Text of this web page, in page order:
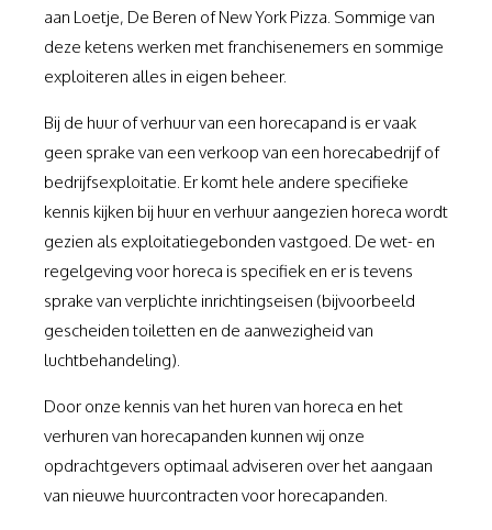
aan Loetje, De Beren of New York Pizza. Sommige van
deze ketens werken met franchisenemers en sommige
exploiteren alles in eigen beheer.
Bij de huur of verhuur van een horecapand is er vaak
geen sprake van een verkoop van een horecabedrijf of
bedrijfsexploitatie. Er komt hele andere specifieke
kennis kijken bij huur en verhuur aangezien horeca wordt
gezien als exploitatiegebonden vastgoed. De wet- en
regelgeving voor horeca is specifiek en er is tevens
sprake van verplichte inrichtingseisen (bijvoorbeeld
gescheiden toiletten en de aanwezigheid van
luchtbehandeling).
Door onze kennis van het huren van horeca en het
verhuren van horecapanden kunnen wij onze
opdrachtgevers optimaal adviseren over het aangaan
van nieuwe huurcontracten voor horecapanden.